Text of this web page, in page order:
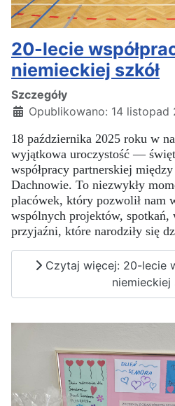
20-lecie
niemieckiej szkół
Szczegóły
Opublikowano: 14 listopad
18 października 2025 roku w
wyjątkowa uroczystość —
współpracy partnerskiej
Dachnowie. To niezwykły
placówek, który pozwolił nam
wspólnych projektów,
przyjaźni, które narodziły się
Czytaj więcej: 20-lecie
niemieckiej